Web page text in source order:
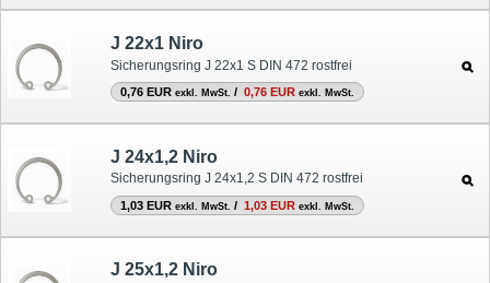
J 22x1 Niro
Sicherungsring J 22x1 S DIN 472 rostfrei
0,76 EUR exkl. MwSt. / 0,76 EUR exkl. MwSt.
J 24x1,2 Niro
Sicherungsring J 24x1,2 S DIN 472 rostfrei
1,03 EUR exkl. MwSt. / 1,03 EUR exkl. MwSt.
J 25x1,2 Niro